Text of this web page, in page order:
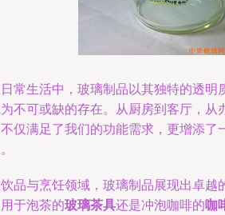
常生活中，玻璃制品以其独特的透明
不可或缺的存在。从厨房到客厅，从
仅满足了我们的功能需求，更增添了
品与烹饪领域，玻璃制品展现出卓越
于泡茶的玻璃茶具还是冲泡咖啡的咖